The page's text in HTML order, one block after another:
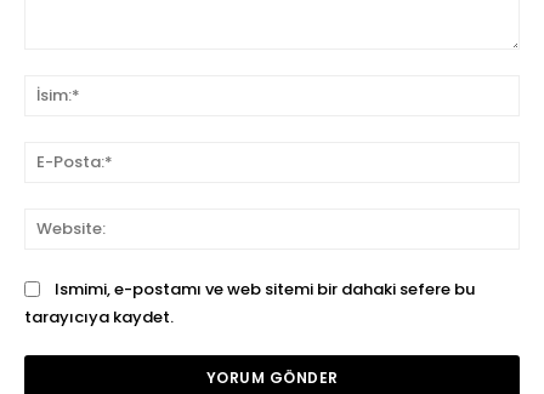
Ismimi, e-postamı ve web sitemi bir dahaki sefere bu
tarayıcıya kaydet.